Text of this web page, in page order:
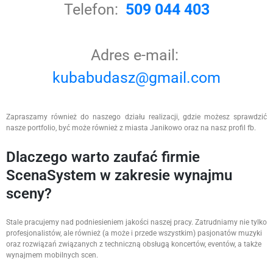
Telefon: 509 044 403
Adres e-mail:
kubabudasz@gmail.com
Zapraszamy również do naszego działu realizacji, gdzie możesz sprawdzić
nasze portfolio, być może również z miasta Janikowo oraz na nasz profil fb.
Dlaczego warto zaufać firmie
ScenaSystem w zakresie wynajmu
sceny?
Stale pracujemy nad podniesieniem jakości naszej pracy. Zatrudniamy nie tylko
profesjonalistów, ale również (a może i przede wszystkim) pasjonatów muzyki
oraz rozwiązań związanych z techniczną obsługą koncertów, eventów, a także
wynajmem mobilnych scen.